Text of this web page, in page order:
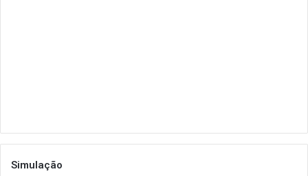
Simulação